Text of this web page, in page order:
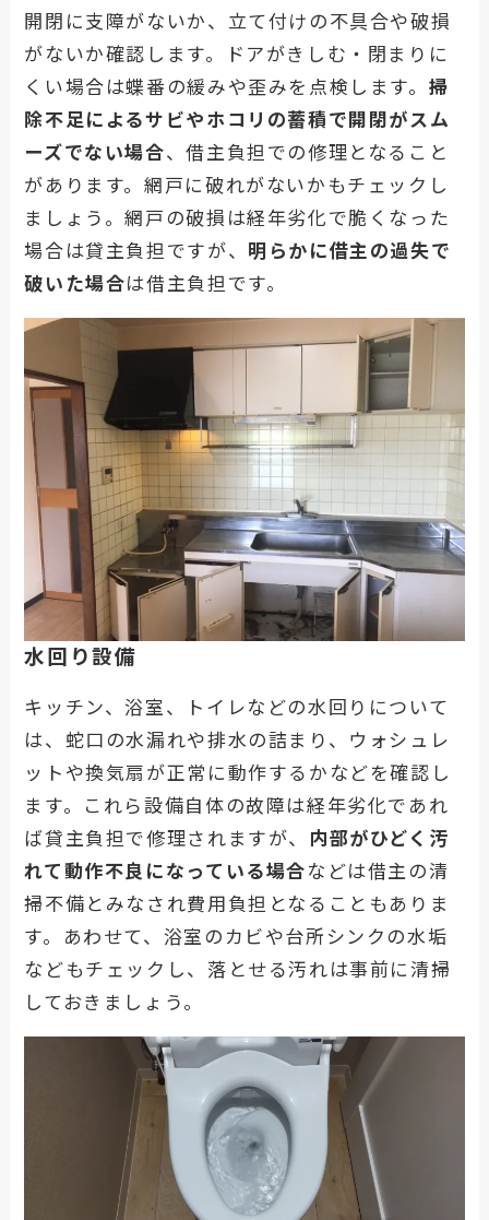
開閉に支障がないか、立て付けの不具合や破損
がないか確認します。ドアがきしむ・閉まりに
くい場合は蝶番の緩みや歪みを点検します。 掃
除不足によるサビやホコリの蓄積で開閉がスム
ーズでない場合、借主負担での修理となること
があります。網戸に破れがないかもチェックし
ましょう。網戸の破損は経年劣化で脆くなった
場合は貸主負担ですが、 明らかに借主の過失で
破いた場合は借主負担です。
水回り設備
キッチン、浴室、トイレなどの水回りについて
は、蛇口の水漏れや排水の詰まり、ウォシュレ
ットや換気扇が正常に動作するかなどを確認し
ます。これら設備自体の故障は経年劣化であれ
ば貸主負担で修理されますが、 内部がひどく汚
れて動作不良になっている場合などは借主の清
掃不備とみなされ費用負担となることもありま
す。あわせて、浴室のカビや台所シンクの水垢
などもチェックし、落とせる汚れは事前に清掃
しておきましょう。